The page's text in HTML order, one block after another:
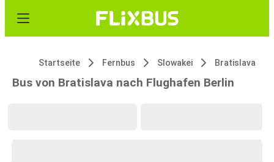
Startseite Fernbus Slowakei Bratislava
Bus von Bratislava nach Flughafen Berlin